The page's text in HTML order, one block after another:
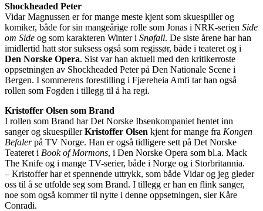
Shockheaded Peter
Vidar Magnussen er for mange meste kjent som skuespiller og
komiker, både for sin mangeårige rolle som Jonas i NRK-serien Side
om Side og som karakteren Winter i Snøfall. De siste årene har han
imidlertid hatt stor suksess også som regissør, både i teateret og i
Den Norske Opera. Sist var han aktuell med den kritikerroste
oppsetningen av Shockheaded Peter på Den Nationale Scene i
Bergen. I sommerens forestilling i Fjæreheia Amfi tar han også
rollen som Fogden i tillegg til å ha regi.
Kristoffer Olsen som Brand
I rollen som Brand har Det Norske Ibsenkompaniet hentet inn
sanger og skuespillerKristoffer Olsen kjent for mange fra Kongen
Befalerpå TV Norge. Han er også tidligere sett på Det Norske
Teateret i Book of Mormons, i Den Norske Opera som bl.a. Mack
The Knife og i mange TV-serier, både i Norge og i Storbritannia.
– Kristoffer har et spennende uttrykk, som både Vidar og jeg gleder
oss til å se utfolde seg som Brand. I tillegg er han en flink sanger,
noe som også kommer til nytte i denne oppsetningen, sier Kåre
Conradi.